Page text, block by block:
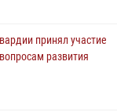
принял участие
развития